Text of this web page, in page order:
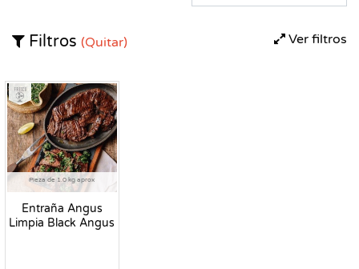
Ver filtros
Filtros (Quitar)
Pieza de 1.0 kg aprox
Entraña Angus
Limpia Black Angus
Fresco